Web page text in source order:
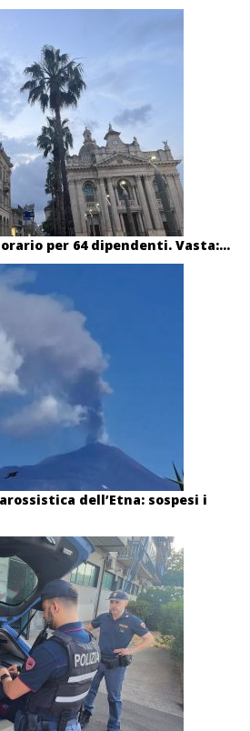
per 64 dipendenti. Vasta:...
dell’Etna: sospesi i